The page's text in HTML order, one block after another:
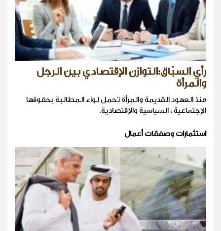
رأي السبّاق:التوازن الإقتصادي بين الرجل
والمرأة
منذ العهود القديمة والمرأة تحمل لواء المطالبة بحقوقها
الإجتماعية ، السياسية والإقتصادية.
استثمارات وصفقات أعمال